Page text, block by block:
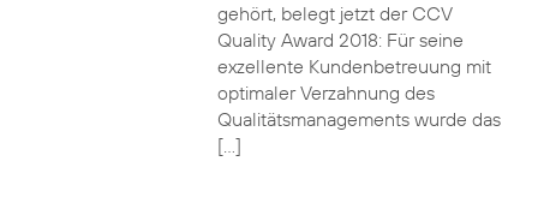
gehört, belegt jetzt der CCV
Quality Award 2018: Für seine
exzellente Kundenbetreuung mit
optimaler Verzahnung des
Qualitätsmanagements wurde das
[…]